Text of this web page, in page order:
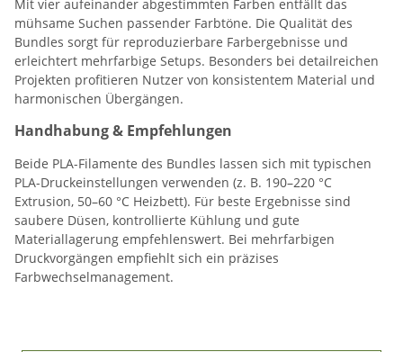
Mit vier aufeinander abgestimmten Farben entfällt das
mühsame Suchen passender Farbtöne. Die Qualität des
Bundles sorgt für reproduzierbare Farbergebnisse und
erleichtert mehrfarbige Setups. Besonders bei detailreichen
Projekten profitieren Nutzer von konsistentem Material und
harmonischen Übergängen.
Handhabung & Empfehlungen
Beide PLA-Filamente des Bundles lassen sich mit typischen
PLA-Druckeinstellungen verwenden (z. B. 190–220 °C
Extrusion, 50–60 °C Heizbett). Für beste Ergebnisse sind
saubere Düsen, kontrollierte Kühlung und gute
Materiallagerung empfehlenswert. Bei mehrfarbigen
Druckvorgängen empfiehlt sich ein präzises
Farbwechselmanagement.